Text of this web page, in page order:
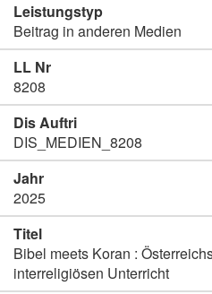
Leistungstyp
Beitrag in anderen Medien
LL Nr
8208
Dis Auftri
DIS_MEDIEN_8208
Jahr
2025
Titel
Bibel meets Koran :
interreligiösen Unterricht